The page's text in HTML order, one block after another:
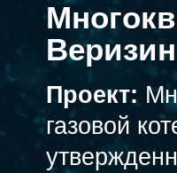
Проект:
газовой